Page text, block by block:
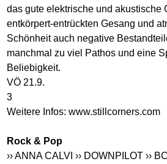
das gute elektrische und akustische
entkörpert-entrückten Gesang und
Schönheit auch negative
manchmal zu viel Pathos und eine
Beliebigkeit.
VÖ 21.9.
3
Weitere Infos:www.stillcorners.com
Rock & Pop
›› ANNA CALVI ›› DOWNPILOT ››